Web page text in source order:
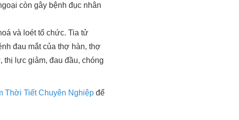
còn gây bệnh đục nhân
và loét tổ chức. Tia tử
đau mắt của thợ hàn, thợ
thị lực giảm, đau đầu, chóng
Thời Tiết Chuyên Nghiệp để